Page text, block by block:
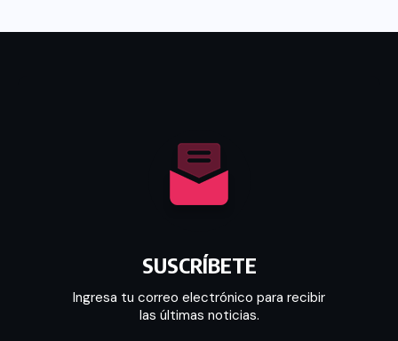
SUSCRÍBETE
Ingresa tu correo electrónico para recibir
las últimas noticias.